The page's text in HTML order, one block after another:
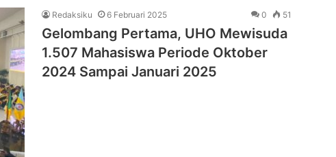
Redaksiku 6 Februari 2025 0 51
Gelombang Pertama, UHO Mewisuda
1.507 Mahasiswa Periode Oktober
2024 Sampai Januari 2025